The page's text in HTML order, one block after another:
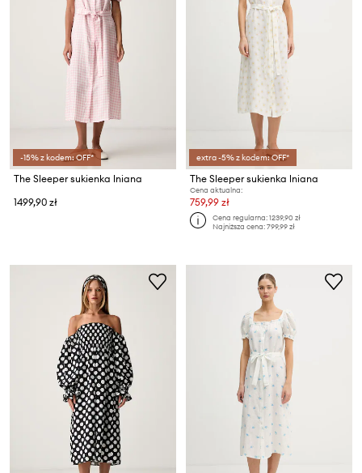
-15% z kodem: OFF*
The Sleeper sukienka lniana
1499,90 zł
extra -5% z kodem: OFF*
The Sleeper sukienka lniana
Cena aktualna:
759,99 zł
Cena regularna:1239,90 zł
Najniższa cena:799,99 zł